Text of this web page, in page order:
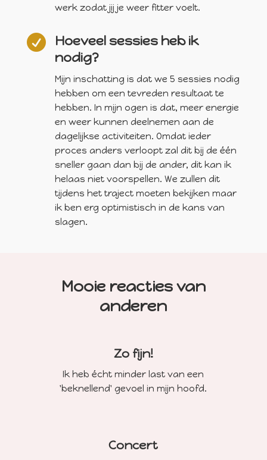
werk zodat jij je weer fitter voelt.

Hoeveel sessies heb ik
nodig?
Mijn inschatting is dat we 5 sessies nodig
hebben om een tevreden resultaat te
hebben. In mijn ogen is dat, meer energie
en weer kunnen deelnemen aan de
dagelijkse activiteiten. Omdat ieder
proces anders verloopt zal dit bij de één
sneller gaan dan bij de ander, dit kan ik
helaas niet voorspellen. We zullen dit
tijdens het traject moeten bekijken maar
ik ben erg optimistisch in de kans van
slagen.
Mooie reacties van
anderen
Zo fijn!
Ik heb écht minder last van een
'beknellend' gevoel in mijn hoofd.
Concert